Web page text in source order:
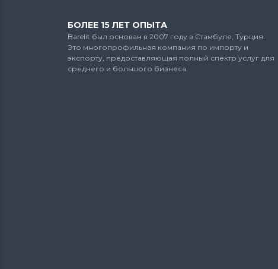
БОЛЕЕ 15 ЛЕТ ОПЫТА
Barelit был основан в 2007 году в Стамбуле, Турция.
Это многопрофильная компания по импорту и
экспорту, предоставляющая полный спектр услуг для
среднего и большого бизнеса.